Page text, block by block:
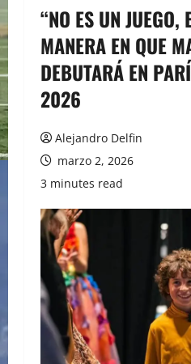
“NO ES UN JUEGO,
MANERA EN QUE
DEBUTARÁ EN
2026
Alejandro Delfin
marzo 2, 2026
3 minutes read